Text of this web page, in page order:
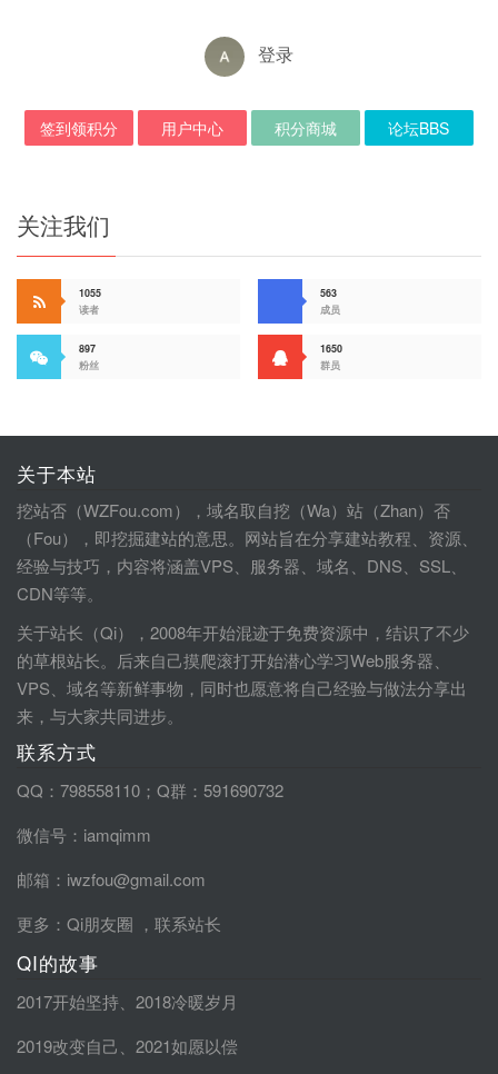
登录
签到领积分 用户中心 积分商城 论坛BBS
关注我们
1055
读者
563
成员
897
粉丝
1650
群员
关于本站
挖站否（WZFou.com），域名取自挖（Wa）站（Zhan）否
（Fou），即挖掘建站的意思。网站旨在分享建站教程、资源、
经验与技巧，内容将涵盖VPS、服务器、域名、DNS、SSL、
CDN等等。
关于站长（Qi），2008年开始混迹于免费资源中，结识了不少
的草根站长。后来自己摸爬滚打开始潜心学习Web服务器、
VPS、域名等新鲜事物，同时也愿意将自己经验与做法分享出
来，与大家共同进步。
联系方式
QQ：798558110；Q群：591690732
微信号：iamqimm
邮箱：iwzfou@gmail.com
更多： Qi朋友圈 ， 联系站长
QI的故事
2017开始坚持
2018冷暖岁月
2019改变自己
2021如愿以偿